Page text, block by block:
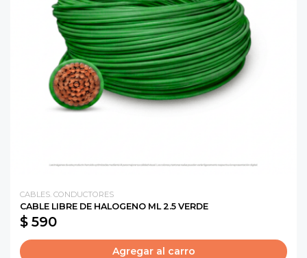
CABLES. CONDUCTORES
CABLE LIBRE DE HALOGENO ML 2.5 VERDE
$ 590
Agregar al carro